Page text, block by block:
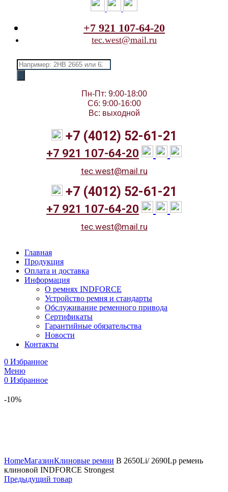
+7 921 107-64-20
tec.west@mail.ru
Поиск
товаров
Пн-Пт: 9:00-18:00
Сб: 9:00-16:00
Вс: выходной
+7 (4012) 52-61-21
+7 921 107-64-20
tec.west@mail.ru
+7 (4012) 52-61-21
+7 921 107-64-20
tec.west@mail.ru
Главная
Продукция
Оплата и доставка
Информация
О ремнях INDFORCE
Устройство ремня и стандарты
Обслуживание ременного привода
Сертификаты
Гарантийные обязательства
Новости
Контакты
0 Избранное
Меню
0 Избранное
-10%
HomeМагазинКлиновые ремни B 2650Li/ 2690Lp ремень
клиновой INDFORCE Strongest
Предыдущий товар